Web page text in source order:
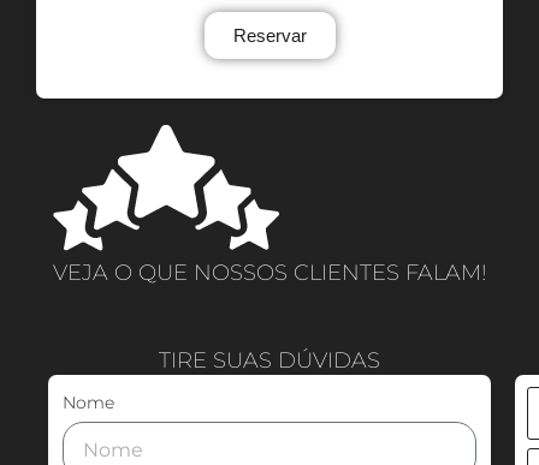
Reservar
VEJA O QUE NOSSOS CLIENTES FALAM!
TIRE SUAS DÚVIDAS
Nome